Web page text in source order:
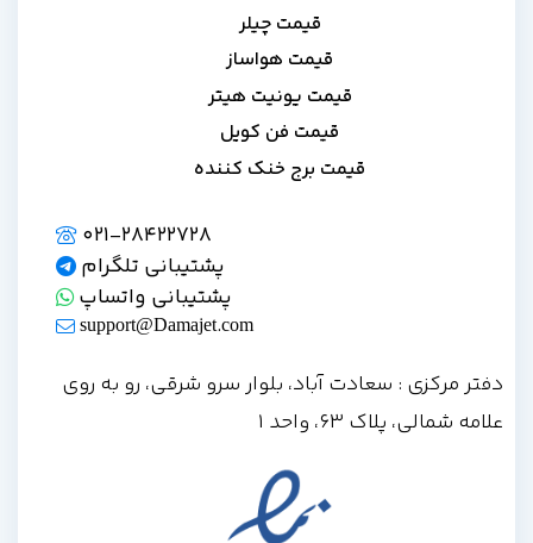
قیمت چیلر
قیمت هواساز
قیمت یونیت هیتر
قیمت فن کویل
قیمت برج خنک کننده
021-28422728
پشتیبانی تلگرام
پشتیبانی واتساپ
support@Damajet.com
دفتر مرکزی : سعادت آباد، بلوار سرو شرقی، رو به روی
علامه شمالی، پلاک 63، واحد 1